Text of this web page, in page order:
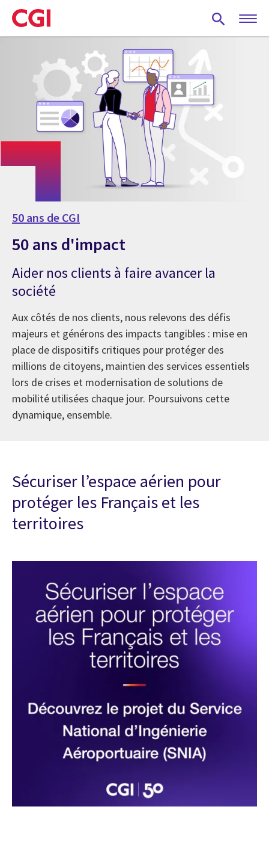
Skip
to
main
50 ans de CGI
50 ans d'impact
Aider nos clients à faire avancer la
société
Aux côtés de nos clients, nous relevons des défis
majeurs et générons des impacts tangibles : mise en
place de dispositifs critiques pour protéger des
millions de citoyens, maintien des services essentiels
lors de crises et modernisation de solutions de
mobilité utilisées chaque jour. Poursuivons cette
dynamique, ensemble.
Sécuriser l’espace aérien pour
protéger les Français et les
territoires